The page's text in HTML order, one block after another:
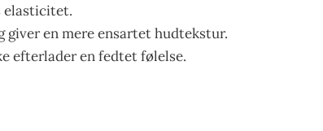
elasticitet.
giver en mere ensartet hudtekstur.
efterlader en fedtet følelse.